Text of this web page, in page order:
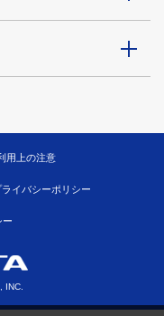
用上の注意
ライバシーポリシー
ー
INC.